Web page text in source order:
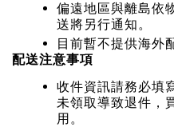
偏遠地區與離島依
送將另行通知。
目前暫不提供海外
配送注意事項
收件資訊請務必填
未領取導致退件，
用。